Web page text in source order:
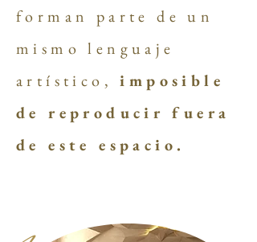
forman parte de un
mismo lenguaje
artístico,imposible
de reproducir fuera
de este espacio.